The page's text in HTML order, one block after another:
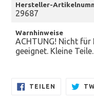
Hersteller-
29687
Warnhinweise
ACHTUNG! Nicht
geeignet. Kleine
TEILEN
FACEBOOK